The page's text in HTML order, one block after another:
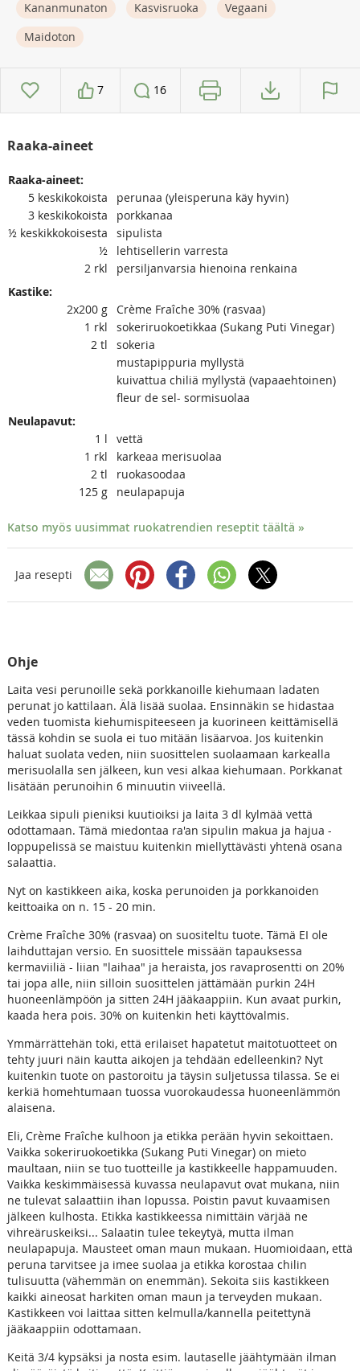
Kananmunaton
Kasvisruoka
Vegaani
Maidoton
7 16
Raaka-aineet
Raaka-aineet:
5 keskikokoista
perunaa (yleisperuna käy hyvin)
3 keskikokoista
porkkanaa
½ keskikkokoisesta
sipulista
½
lehtisellerin varresta
2 rkl
persiljanvarsia hienoina renkaina
Kastike:
2x200 g Crème Fraîche 30% (rasvaa)
1 rkl
sokeriruokoetikkaa (Sukang Puti Vinegar)
2 tl
sokeria
mustapippuria myllystä
kuivattua chiliä myllystä (vapaaehtoinen)
fleur de sel- sormisuolaa
Neulapavut:
1 l
vettä
1 rkl
karkeaa merisuolaa
2 tl
ruokasoodaa
125 g neulapapuja
Katso myös uusimmat ruokatrendien reseptit täältä »
Jaa resepti
Ohje
Laita vesi perunoille sekä porkkanoille kiehumaan ladaten
perunat jo kattilaan. Älä lisää suolaa. Ensinnäkin se hidastaa
veden tuomista kiehumispiteeseen ja kuorineen keittämisellä
tässä kohdin se suola ei tuo mitään lisäarvoa. Jos kuitenkin
haluat suolata veden, niin suosittelen suolaamaan karkealla
merisuolalla sen jälkeen, kun vesi alkaa kiehumaan. Porkkanat
lisätään perunoihin 6 minuutin viiveellä.
Leikkaa sipuli pieniksi kuutioiksi ja laita 3 dl kylmää vettä
odottamaan. Tämä miedontaa ra'an sipulin makua ja hajua -
loppupelissä se maistuu kuitenkin miellyttävästi yhtenä osana
salaattia.
Nyt on kastikkeen aika, koska perunoiden ja porkkanoiden
keittoaika on n. 15 - 20 min.
Crème Fraîche 30% (rasvaa) on suositeltu tuote. Tämä EI ole
laihduttajan versio. En suosittele missään tapauksessa
kermaviiliä - liian "laihaa" ja heraista, jos ravaprosentti on 20%
tai jopa alle, niin silloin suosittelen jättämään purkin 24H
huoneenlämpöön ja sitten 24H jääkaappiin. Kun avaat purkin,
kaada hera pois. 30% on kuitenkin heti käyttövalmis.
Ymmärrättehän toki, että erilaiset hapatetut maitotuotteet on
tehty juuri näin kautta aikojen ja tehdään edelleenkin? Nyt
kuitenkin tuote on pastoroitu ja täysin suljetussa tilassa. Se ei
kerkiä homehtumaan tuossa vuorokaudessa huoneenlämmön
alaisena.
Eli, Crème Fraîche kulhoon ja etikka perään hyvin sekoittaen.
Vaikka sokeriruokoetikka (Sukang Puti Vinegar) on mieto
maultaan, niin se tuo tuotteille ja kastikkeelle happamuuden.
Vaikka keskimmäisessä kuvassa neulapavut ovat mukana, niin
ne tulevat salaattiin ihan lopussa. Poistin pavut kuvaamisen
jälkeen kulhosta. Etikka kastikkeessa nimittäin värjää ne
vihreäruskeiksi... Salaatin tulee tekeytyä, mutta ilman
neulapapuja. Mausteet oman maun mukaan. Huomioidaan, että
peruna tarvitsee ja imee suolaa ja etikka korostaa chilin
tulisuutta (vähemmän on enemmän). Sekoita siis kastikkeen
kaikki aineosat harkiten oman maun ja terveyden mukaan.
Kastikkeen voi laittaa sitten kelmulla/kannella peitettynä
jääkaappiin odottamaan.
Keitä 3/4 kypsäksi ja nosta esim. lautaselle jäähtymään ilman